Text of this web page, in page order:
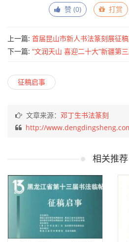
赞 (0) 打赏
上一篇: 首届昆山市新人书法篆刻展征
稿）
下一篇: “文润天山 喜迎二十大”新疆第
征稿启事
文章来源： 邓丁生书法篆刻
http://
相关推荐